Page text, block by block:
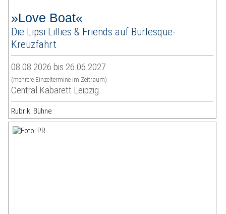
»Love Boat«
Die Lipsi Lillies & Friends auf Burlesque-
Kreuzfahrt
08.08.2026 bis 26.06.2027
(mehrere Einzeltermine im Zeitraum)
Central Kabarett Leipzig
Rubrik: Bühne